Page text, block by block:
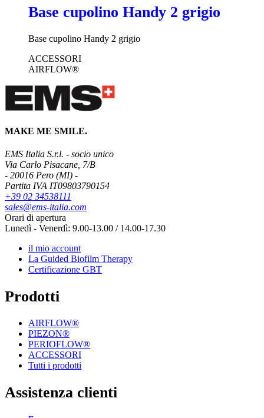
Base cupolino Handy 2 grigio
Base cupolino Handy 2 grigio
ACCESSORI
AIRFLOW®
MAKE ME SMILE.
EMS Italia S.r.l. - socio unico
Via Carlo Pisacane, 7/B
- 20016 Pero (MI) -
Partita IVA IT09803790154
+39 02 34538111
sales@ems-italia.com
Orari di apertura
Lunedì - Venerdì: 9.00-13.00 / 14.00-17.30
il mio account
La Guided Biofilm Therapy
Certificazione GBT
Prodotti
AIRFLOW®
PIEZON®
PERIOFLOW®
ACCESSORI
Tutti i prodotti
Assistenza clienti